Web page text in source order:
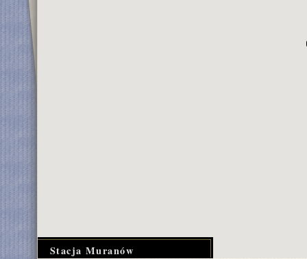
Stacja Muranów